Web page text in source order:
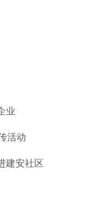
业
活动
建安社区